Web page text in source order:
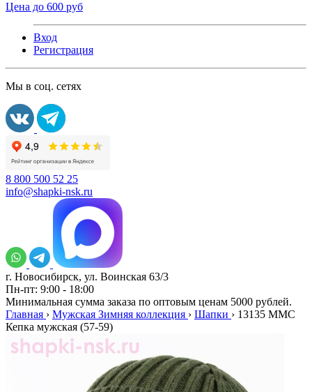
Цена до 600 руб
Вход
Регистрация
Мы в соц. сетях
8 800 500 52 25
info@shapki-nsk.ru
г. Новосибирск, ул. Воинская 63/3
Пн-пт: 9:00 - 18:00
Минимальная сумма заказа по оптовым ценам 5000 рублей.
Главная › Мужская Зимняя коллекция › Шапки › 13135 MMC
Кепка мужская (57-59)